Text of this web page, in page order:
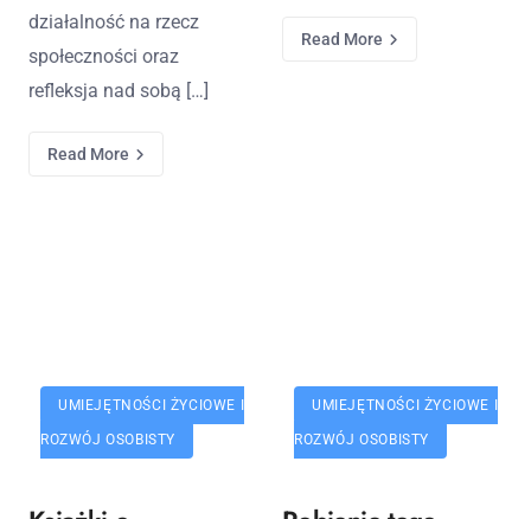
działalność na rzecz
społeczności oraz
refleksja nad sobą […]
Read More
Read More
UMIEJĘTNOŚCI ŻYCIOWE I
ROZWÓJ OSOBISTY
UMIEJĘTNOŚCI ŻYCIOWE I
ROZWÓJ OSOBISTY